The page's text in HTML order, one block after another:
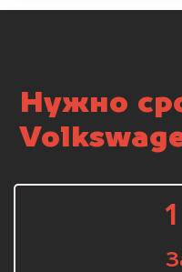
Нужно